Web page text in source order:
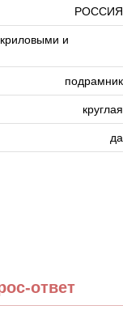
РОССИЯ
и
подрамник
круглая
да
ответ